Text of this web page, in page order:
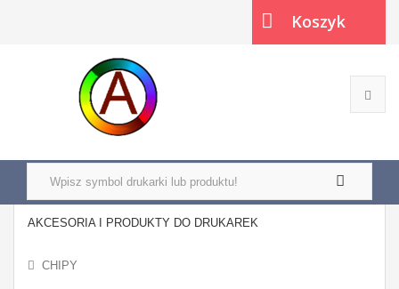
Koszyk
AKCESORIA I PRODUKTY DO DRUKAREK
CHIPY